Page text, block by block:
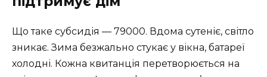
Що таке субсидія — 79000. Вдома сутеніє, світло
зникає. Зима безжально стукає у вікна, батареї
холодні. Кожна квитанція перетворюється на